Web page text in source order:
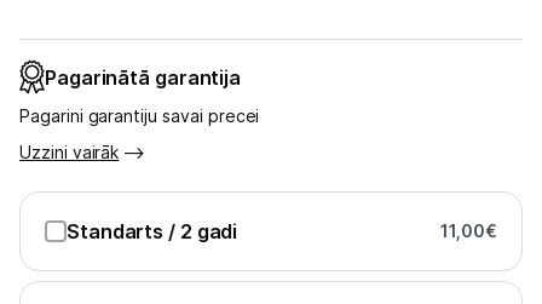
Biroja piederumi
Telefoni un aksesuāri
Planšetdatori un aksesuāri
Pagarinātā garantija
Pagarini garantiju savai precei
Uzzini vairāk
Standarts / 2 gadi 11,00€